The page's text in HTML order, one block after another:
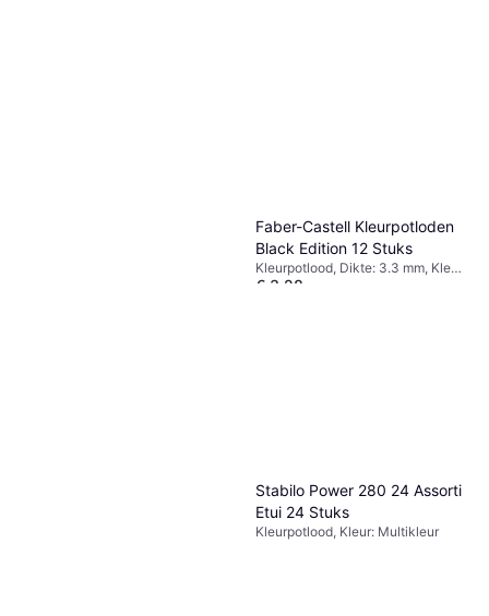
Faber-Castell Kleurpotloden
Black Edition 12 Stuks
Kleurpotlood, Dikte: 3.3 mm, Kleur:
Multikleur
€ 3,28
Stabilo Power 280 24 Assorti
Etui 24 Stuks
Kleurpotlood, Kleur: Multikleur